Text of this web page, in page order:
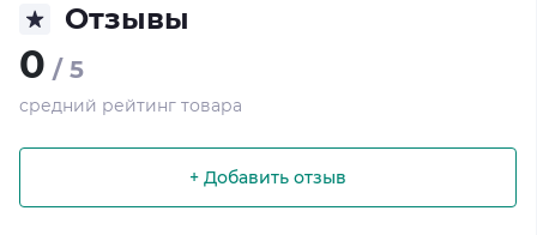
Отзывы
0 / 5
средний рейтинг товара
+ Добавить отзыв